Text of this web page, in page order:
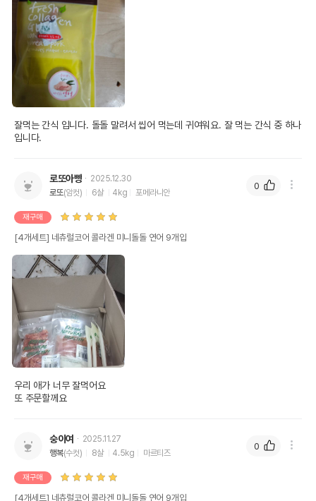
잘먹는 간식 입니다. 돌돌 말려서 씹어 먹는데 귀여워요. 잘 먹는 간식 중 하나
입니다.
로또아빵
2025.12.30
로또(암컷) 6살 4kg 포메라니안
재구매
[4개세트] 네츄럴코어 콜라겐 미니돌돌 연어 9개입
우리 애가 너무 잘먹어요
또 주문할께요
0
숭이여
2025.11.27
행복(수컷) 8살 4.5kg 마르티즈
재구매
[4개세트] 네츄럴코어 콜라겐 미니돌돌 연어 9개입
0